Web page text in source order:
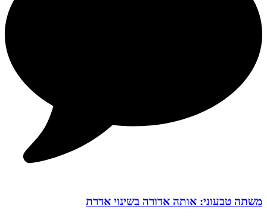
משתה טבעוני: אותה אדורה בשינוי אדרת